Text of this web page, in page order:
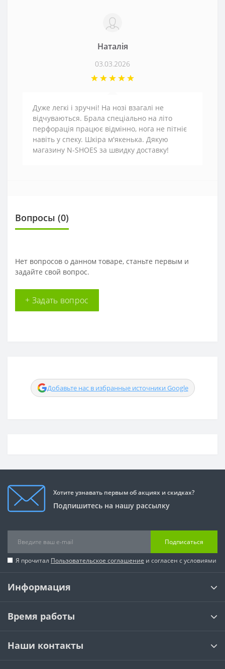
Наталія
03.03.2026
Дуже легкі і зручні! На нозі взагалі не
відчуваються. Брала спеціально на літо
перфорація працює відмінно, нога не пітніє
навіть у спеку. Шкіра м'якенька. Дякую
магазину N-SHOES за швидку доставку!
Вопросы (0)
Нет вопросов о данном товаре, станьте первым и
задайте свой вопрос.
+ Задать вопрос
Добавьте нас в избранные источники Google
Хотите узнавать первым об акциях и скидках?
Подпишитесь на нашу рассылку
Подписаться
Я прочитал Пользовательское соглашение и согласен с условиями
Информация
Время работы
Наши контакты